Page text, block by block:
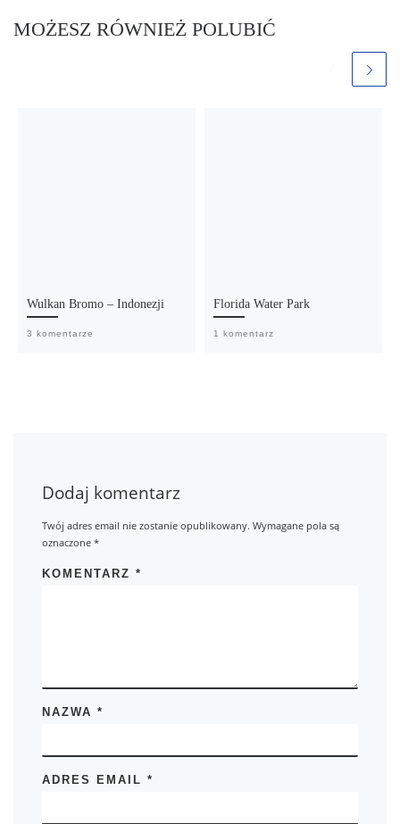
MOŻESZ RÓWNIEŻ POLUBIĆ
Wulkan Bromo – Indonezji
3 komentarze
Florida Water Park
1 komentarz
Dodaj komentarz
Twój adres email nie zostanie opublikowany. Wymagane pola są
oznaczone*
KOMENTARZ*
NAZWA*
ADRES EMAIL*